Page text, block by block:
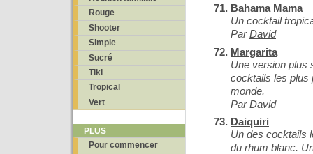
Rouge
Shooter
Simple
Sucré
Tiki
Tropical
Vert
PLUS
Pour commencer
Bahama Mama
Un cocktail
ParDavid
Margarita
Une version plus
cocktails les plus
monde.
ParDavid
Daiquiri
Un des cocktails
du rhum blanc.